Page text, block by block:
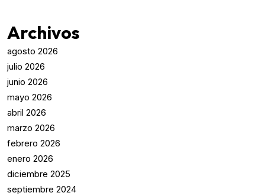
Archivos
agosto 2026
julio 2026
junio 2026
mayo 2026
abril 2026
marzo 2026
febrero 2026
enero 2026
diciembre 2025
septiembre 2024